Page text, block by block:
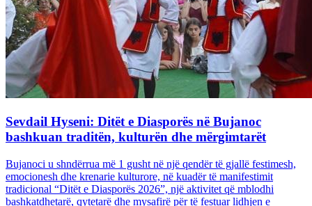
Sevdail Hyseni: Ditët e Diasporës në Bujanoc
bashkuan traditën, kulturën dhe mërgimtarët
Bujanoci u shndërrua më 1 gusht në një qendër të gjallë festimesh,
emocionesh dhe krenarie kulturore, në kuadër të manifestimit
tradicional “Ditët e Diasporës 2026”, një aktivitet që mblodhi
bashkatdhetarë, qytetarë dhe mysafirë për të festuar lidhjen e